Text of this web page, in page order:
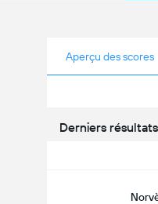
Aperçu des scores
Derniers résultats